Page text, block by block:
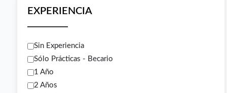
EXPERIENCIA
Sin Experiencia
Sólo Prácticas - Becario
1 Año
2 Años